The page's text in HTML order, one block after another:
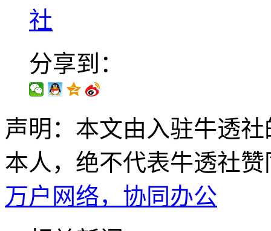
社
分享到：
声明：本文由入驻牛透
本人，绝不代表牛透社
万户网络，协同办公